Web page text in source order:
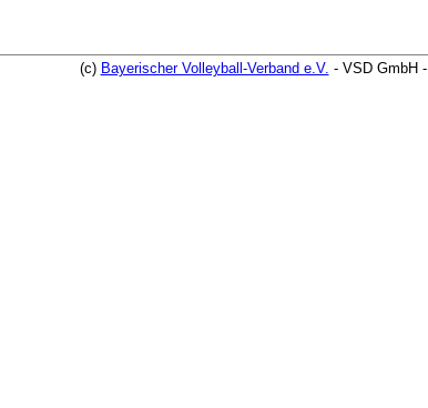
(c) Bayerischer Volleyball-Verband e.V. - VSD GmbH -